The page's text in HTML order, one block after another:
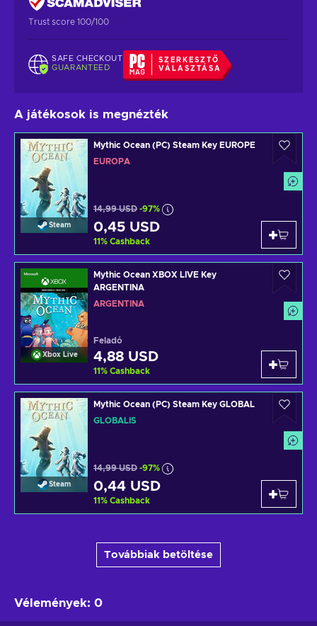
Trust score 100/100
SAFE CHECKOUT
GUARANTEED
SZERKESZTŐ
VÁLASZTÁSA
A játékosok is megnézték
Steam
Mythic Ocean (PC) Steam Key EUROPE
EURÓPA
14,99 USD -97%
0,45 USD
11% Cashback
Xbox Live
Mythic Ocean XBOX LIVE Key
ARGENTINA
ARGENTÍNA
Feladó
4,88 USD
11% Cashback
Steam
Mythic Ocean (PC) Steam Key GLOBAL
GLOBÁLIS
14,99 USD -97%
0,44 USD
11% Cashback
Továbbiak betöltése
Vélemények: 0